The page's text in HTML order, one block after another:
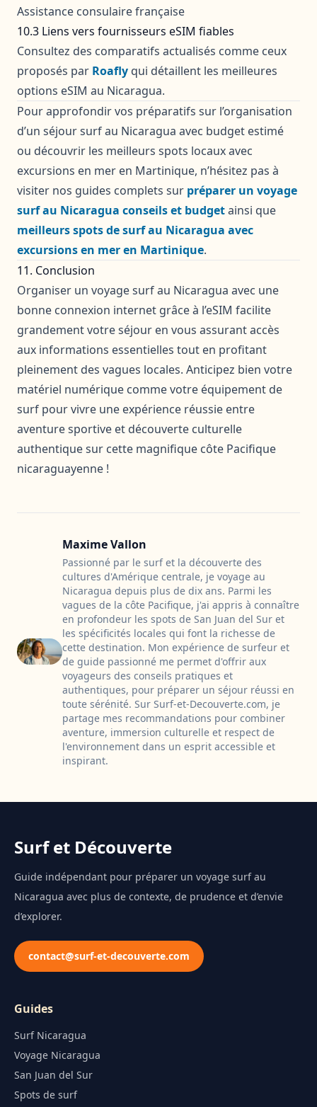
Assistance consulaire française
10.3 Liens vers fournisseurs eSIM fiables
Consultez des comparatifs actualisés comme ceux
proposés par Roafly qui détaillent les meilleures
options eSIM au Nicaragua.
Pour approfondir vos préparatifs sur l’organisation
d’un séjour surf au Nicaragua avec budget estimé
ou découvrir les meilleurs spots locaux avec
excursions en mer en Martinique, n’hésitez pas à
visiter nos guides complets sur préparer un voyage
surf au Nicaragua conseils et budgetainsi que
meilleurs spots de surf au Nicaragua avec
excursions en mer en Martinique.
11. Conclusion
Organiser un voyage surf au Nicaragua avec une
bonne connexion internet grâce à l’eSIM facilite
grandement votre séjour en vous assurant accès
aux informations essentielles tout en profitant
pleinement des vagues locales. Anticipez bien votre
matériel numérique comme votre équipement de
surf pour vivre une expérience réussie entre
aventure sportive et découverte culturelle
authentique sur cette magnifique côte Pacifique
nicaraguayenne !
Maxime Vallon
Passionné par le surf et la découverte des
cultures d'Amérique centrale, je voyage au
Nicaragua depuis plus de dix ans. Parmi les
vagues de la côte Pacifique, j'ai appris à connaître
en profondeur les spots de San Juan del Sur et
les spécificités locales qui font la richesse de
cette destination. Mon expérience de surfeur et
de guide passionné me permet d'offrir aux
voyageurs des conseils pratiques et
authentiques, pour préparer un séjour réussi en
toute sérénité. Sur Surf-et-Decouverte.com, je
partage mes recommandations pour combiner
aventure, immersion culturelle et respect de
l'environnement dans un esprit accessible et
inspirant.
Surf et Découverte
Guide indépendant pour préparer un voyage surf au
Nicaragua avec plus de contexte, de prudence et d’envie
d’explorer.
contact@surf-et-decouverte.com
Guides
Surf Nicaragua
Voyage Nicaragua
San Juan del Sur
Spots de surf